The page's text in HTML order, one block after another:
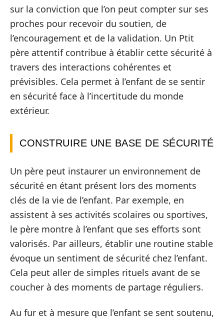
sur la conviction que l’on peut compter sur ses
proches pour recevoir du soutien, de
l’encouragement et de la validation. Un Ptit
père attentif contribue à établir cette sécurité à
travers des interactions cohérentes et
prévisibles. Cela permet à l’enfant de se sentir
en sécurité face à l’incertitude du monde
extérieur.
CONSTRUIRE UNE BASE DE SÉCURITÉ
Un père peut instaurer un environnement de
sécurité en étant présent lors des moments
clés de la vie de l’enfant. Par exemple, en
assistent à ses activités scolaires ou sportives,
le père montre à l’enfant que ses efforts sont
valorisés. Par ailleurs, établir une routine stable
évoque un sentiment de sécurité chez l’enfant.
Cela peut aller de simples rituels avant de se
coucher à des moments de partage réguliers.
Au fur et à mesure que l’enfant se sent soutenu,